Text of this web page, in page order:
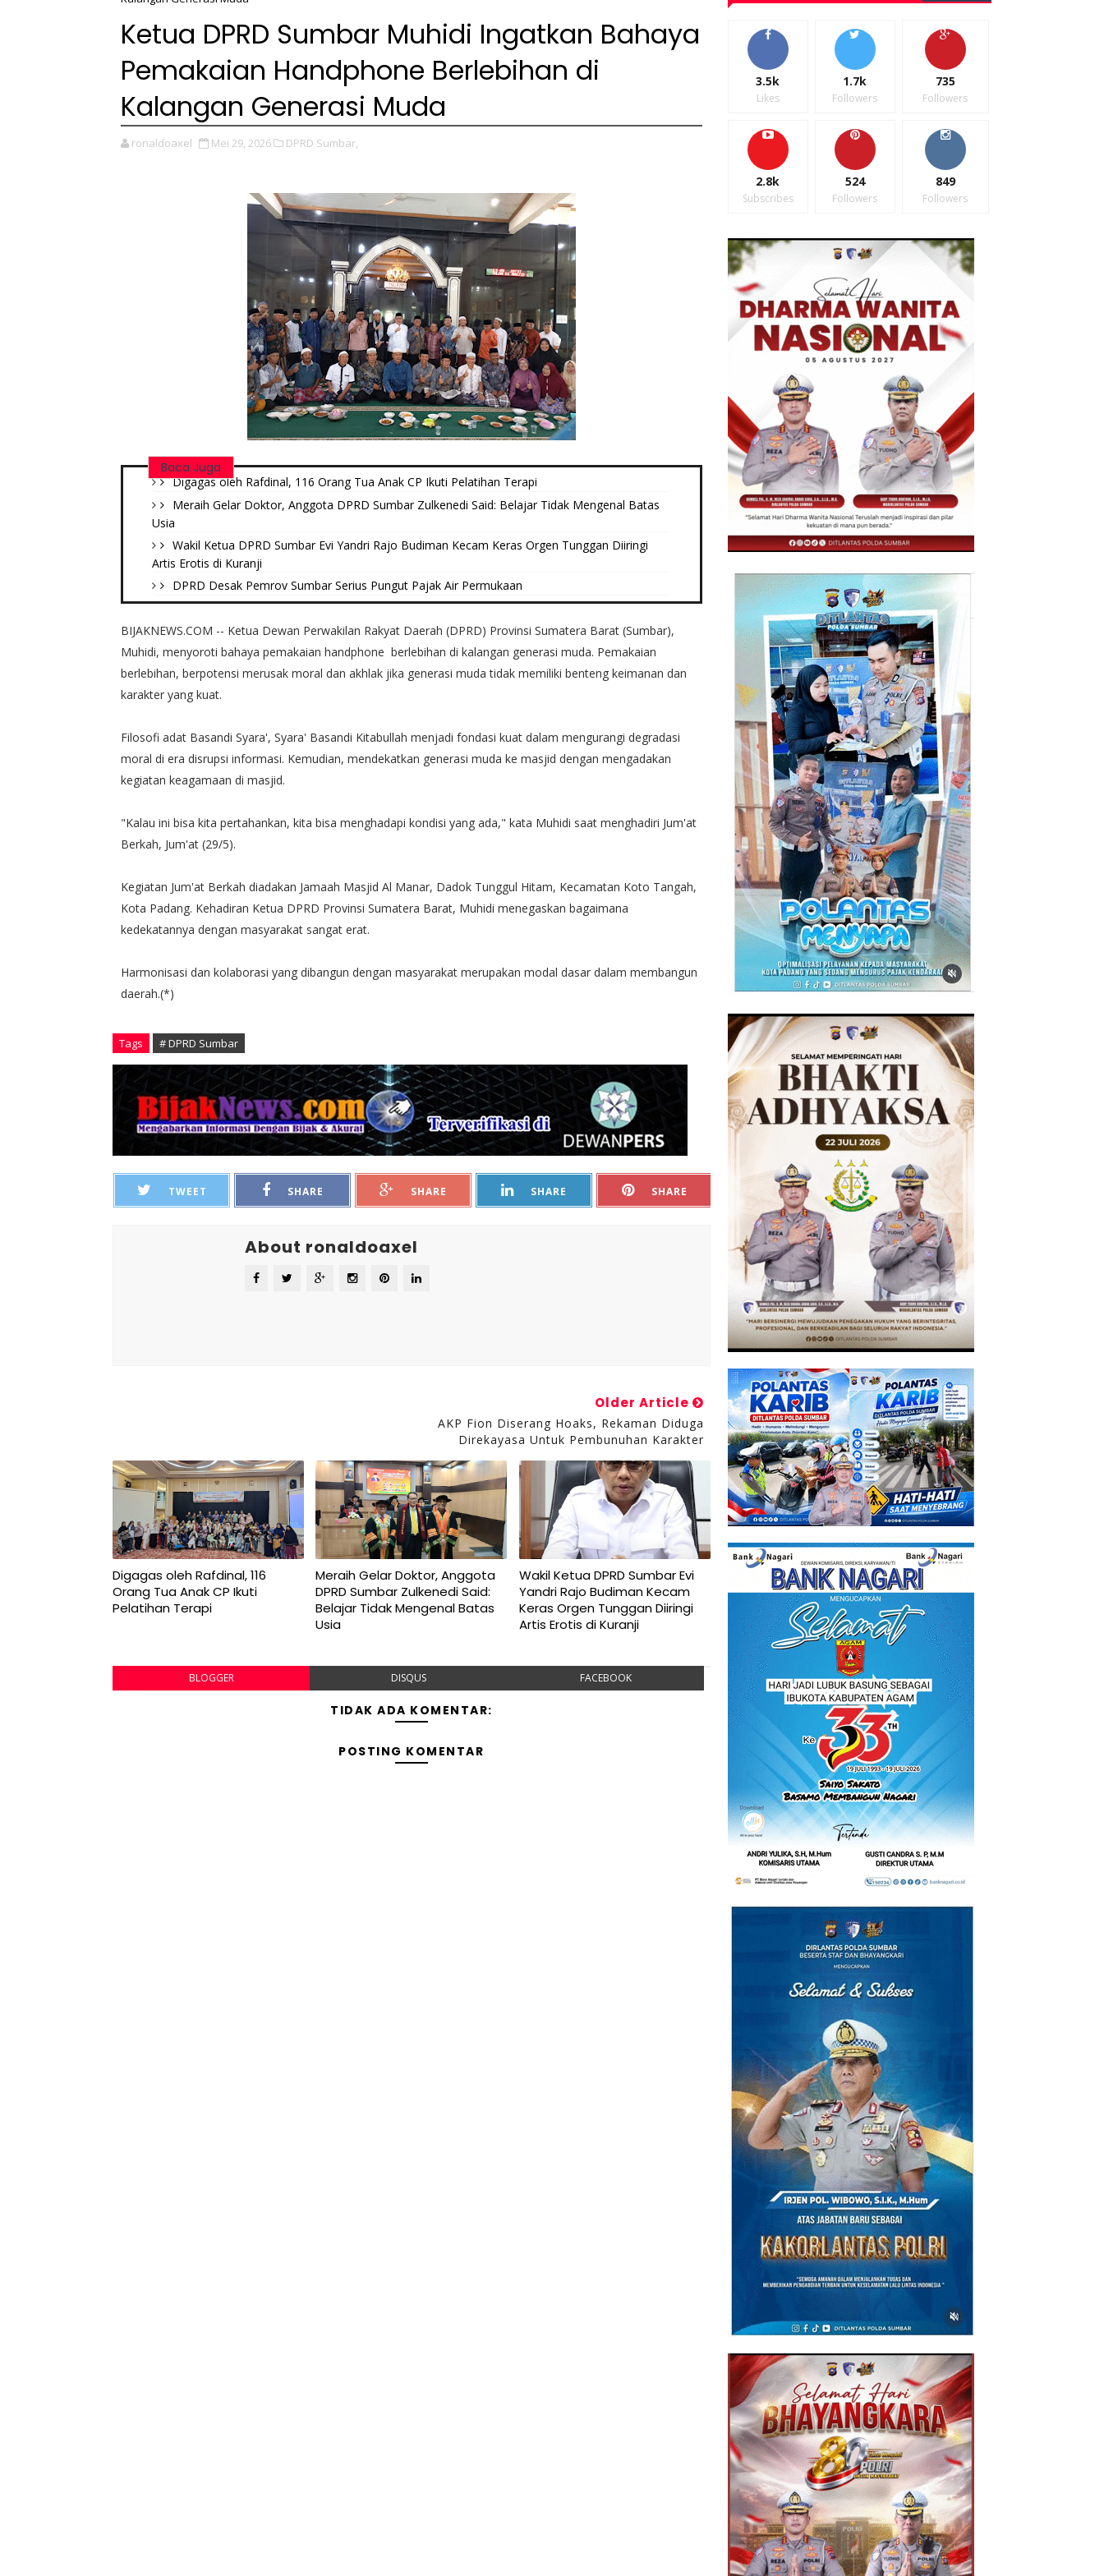
Ketua DPRD Sumbar Muhidi Ingatkan Bahaya
Pemakaian Handphone Berlebihan di
Kalangan Generasi Muda
ronaldoaxel Mei 29, 2026 DPRD Sumbar,
Baca Juga
Digagas oleh Rafdinal, 116 Orang Tua Anak CP Ikuti Pelatihan Terapi
Meraih Gelar Doktor, Anggota DPRD Sumbar Zulkenedi Said: Belajar Tidak Mengenal Batas
Usia
Wakil Ketua DPRD Sumbar Evi Yandri Rajo Budiman Kecam Keras Orgen Tunggan Diiringi
Artis Erotis di Kuranji
DPRD Desak Pemrov Sumbar Serius Pungut Pajak Air Permukaan
BIJAKNEWS.COM -- Ketua Dewan Perwakilan Rakyat Daerah (DPRD) Provinsi Sumatera Barat (Sumbar),
Muhidi, menyoroti bahaya pemakaian handphone berlebihan di kalangan generasi muda. Pemakaian
berlebihan, berpotensi merusak moral dan akhlak jika generasi muda tidak memiliki benteng keimanan dan
karakter yang kuat.
Filosofi adat Basandi Syara', Syara' Basandi Kitabullah menjadi fondasi kuat dalam mengurangi degradasi
moral di era disrupsi informasi. Kemudian, mendekatkan generasi muda ke masjid dengan mengadakan
kegiatan keagamaan di masjid.
"Kalau ini bisa kita pertahankan, kita bisa menghadapi kondisi yang ada," kata Muhidi saat menghadiri Jum'at
Berkah, Jum'at (29/5).
Kegiatan Jum'at Berkah diadakan Jamaah Masjid Al Manar, Dadok Tunggul Hitam, Kecamatan Koto Tangah,
Kota Padang. Kehadiran Ketua DPRD Provinsi Sumatera Barat, Muhidi menegaskan bagaimana
kedekatannya dengan masyarakat sangat erat.
Harmonisasi dan kolaborasi yang dibangun dengan masyarakat merupakan modal dasar dalam membangun
daerah.(*)
Tags # DPRD Sumbar
TWEET SHARE SHARE SHARE SHARE
About ronaldoaxel
Older Article
AKP Fion Diserang Hoaks, Rekaman Diduga
Direkayasa Untuk Pembunuhan Karakter
Digagas oleh Rafdinal, 116
Orang Tua Anak CP Ikuti
Pelatihan Terapi
Meraih Gelar Doktor, Anggota
DPRD Sumbar Zulkenedi Said:
Belajar Tidak Mengenal Batas
Usia
Wakil Ketua DPRD Sumbar Evi
Yandri Rajo Budiman Kecam
Keras Orgen Tunggan Diiringi
Artis Erotis di Kuranji
BLOGGER DISQUS FACEBOOK
TIDAK ADA KOMENTAR:
POSTING KOMENTAR
3.5k
Likes
1.7k
Followers
735
Followers
2.8k
Subscribes
524
Followers
849
Followers